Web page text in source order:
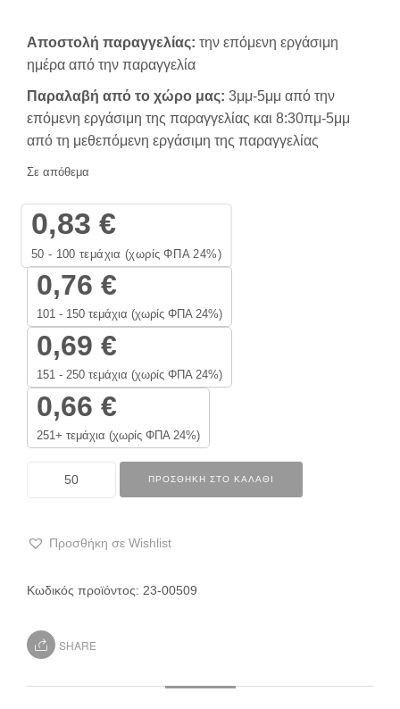
Αποστολή παραγγελίας: την επόμενη εργάσιμη
ημέρα από την παραγγελία
Παραλαβή από το χώρο μας: 3μμ-5μμ από την
επόμενη εργάσιμη της παραγγελίας και 8:30πμ-5μμ
από τη μεθεπόμενη εργάσιμη της παραγγελίας
Σε απόθεμα
0,83€
50 - 100 τεμάχια (χωρίς ΦΠΑ 24%)
0,76 €
101 - 150 τεμάχια (χωρίς ΦΠΑ 24%)
0,69 €
151 - 250 τεμάχια (χωρίς ΦΠΑ 24%)
0,66 €
251+ τεμάχια (χωρίς ΦΠΑ 24%)
ΠΡΟΣΘΉΚΗ ΣΤΟ ΚΑΛΆΘΙ
Προσθήκη σε Wishlist
Κωδικός προϊόντος: 23-00509
SHARE